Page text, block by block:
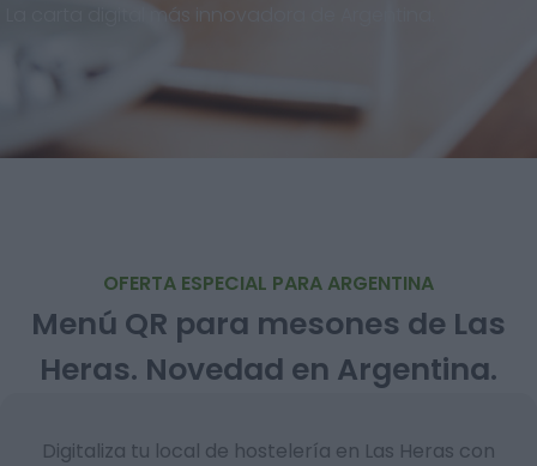
La carta digital más innovadora de Argentina.
OFERTA ESPECIAL PARA ARGENTINA
Menú QR para mesones de Las
Heras. Novedad en Argentina.
Digitaliza tu local de hostelería en Las Heras con